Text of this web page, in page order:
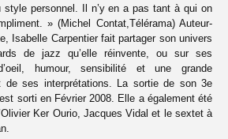
style personnel. Il n’y en a pas tant à qui on
» (Michel Contat,Télérama) Auteur-
Isabelle Carpentier fait partager son univers
de jazz qu’elle réinvente, ou sur ses
humour, sensibilité et une grande
de ses interprétations. La sortie de son 3e
sorti en Février 2008. Elle a également été
Ker Ourio, Jacques Vidal et le sextet à